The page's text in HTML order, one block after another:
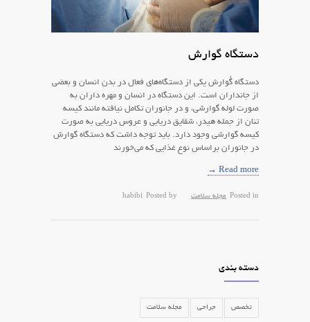
دستگاه گوارش
دستگاه گُوارش یکی از دستگاه‌های فعال در بدن انسان و بعضی
از جانداران است. این دستگاه در انسان و مهره داران به
صورت لوله گوارشی، و در جانوران تکامل نیافته مانند کیسه
تنان از جمله هیدر، شقایق دریایی و عروس دریایی به صورت
کیسه گوارشی وجود دارد. باید توجه داشت که دستگاه گوارش
در جانوران براساس نوع غذایی که می‌خورند
Read more →
Posted in مجله سلامت Posted by
habibi
دسته بندی
تخصص جراحی مجله سلامت